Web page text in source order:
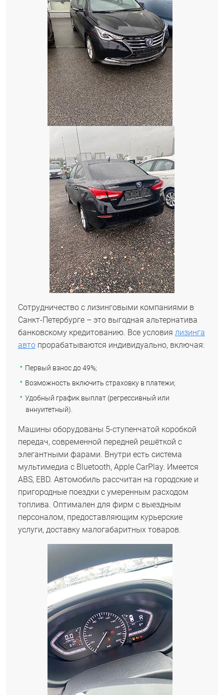
Сотрудничество с лизинговыми компаниями в
Санкт-Петербурге – это выгодная альтернатива
банковскому кредитованию. Все условия лизинга
авто прорабатываются индивидуально, включая:
Первый взнос до 49%;
Возможность включить страховку в платежи;
Удобный график выплат (регрессивный или
аннуитетный).
Машины оборудованы 5-ступенчатой коробкой
передач, современной передней решёткой с
элегантными фарами. Внутри есть система
мультимедиа с Bluetooth, Apple CarPlay. Имеется
ABS, EBD. Автомобиль рассчитан на городские и
пригородные поездки с умеренным расходом
топлива. Оптимален для фирм с выездным
персоналом, предоставляющим курьерские
услуги, доставку малогабаритных товаров.